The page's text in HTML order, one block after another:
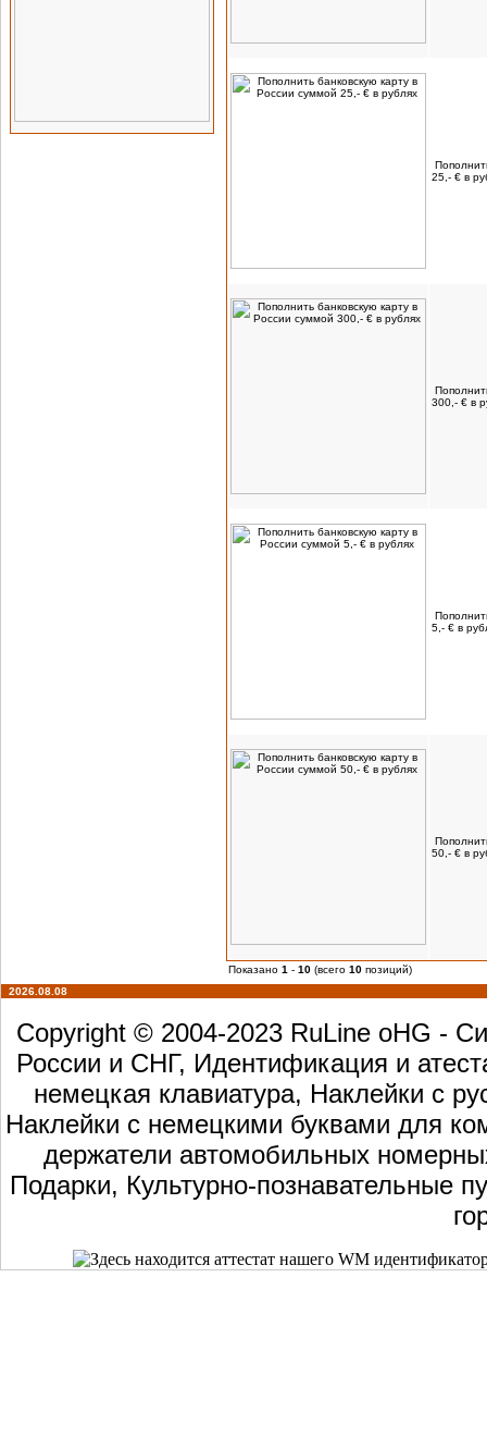
25,- € в
300,- € в
5,- € в
50,- € в
Показано 1 - 10 (всего 10 позиций)
2026.08.08
Copyright © 2004-2023 RuLine oHG -
России и СНГ, Идентификация и
немецкая клавиатура, Наклейки с
Наклейки с немецкими буквами для
держатели автомобильных
Подарки, Культурно-познавательные